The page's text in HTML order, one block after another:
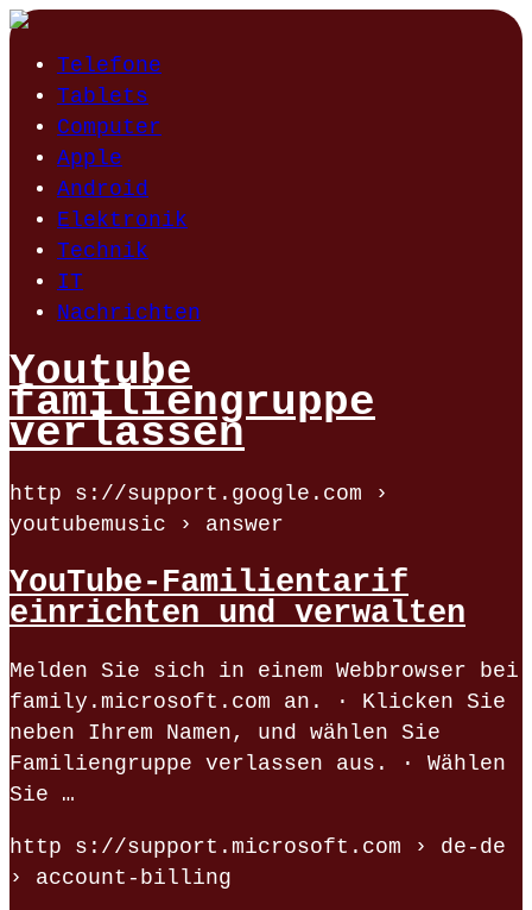
Telefone
Tablets
Computer
Apple
Android
Elektronik
Technik
IT
Nachrichten
Youtube
familiengruppe
verlassen
http s://support.google.com ›
youtubemusic › answer
YouTube-Familientarif
einrichten und verwalten
Melden Sie sich in einem Webbrowser bei
family.microsoft.com an. · Klicken Sie
neben Ihrem Namen, und wählen Sie
Familiengruppe verlassen aus. · Wählen
Sie …
http s://support.microsoft.com › de-de
› account-billing